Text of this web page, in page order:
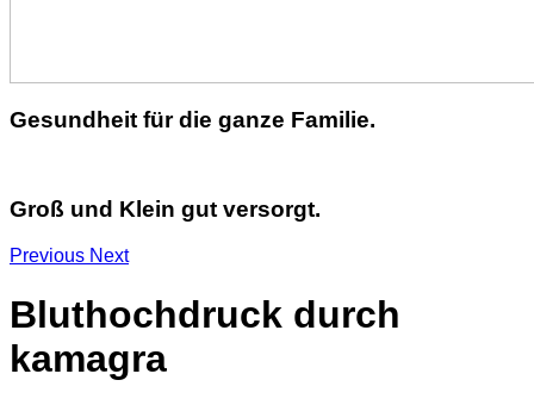
Gesundheit für die ganze Familie.
Groß und Klein gut versorgt.
Previous Next
Bluthochdruck durch
kamagra